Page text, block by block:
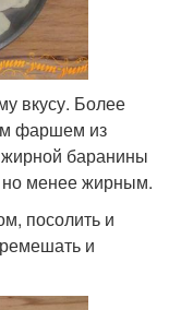
вкусу. Более
фаршем из
баранины
но менее жирным.
посолить и
и